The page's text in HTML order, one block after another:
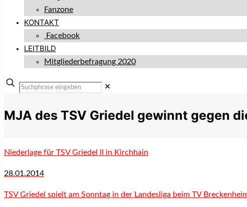
Fanzone
KONTAKT
Facebook
LEITBILD
Mitgliederbefragung 2020
✕
MJA des TSV Griedel gewinnt gegen
Niederlage für TSV Griedel II in Kirchhain
28.01.2014
TSV Griedel spielt am Sonntag in der Landesliga beim TV